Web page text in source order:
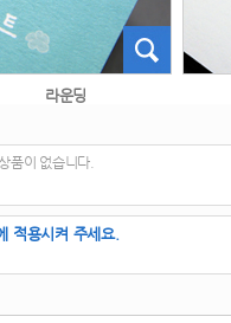
라운딩
품이 없습니다.